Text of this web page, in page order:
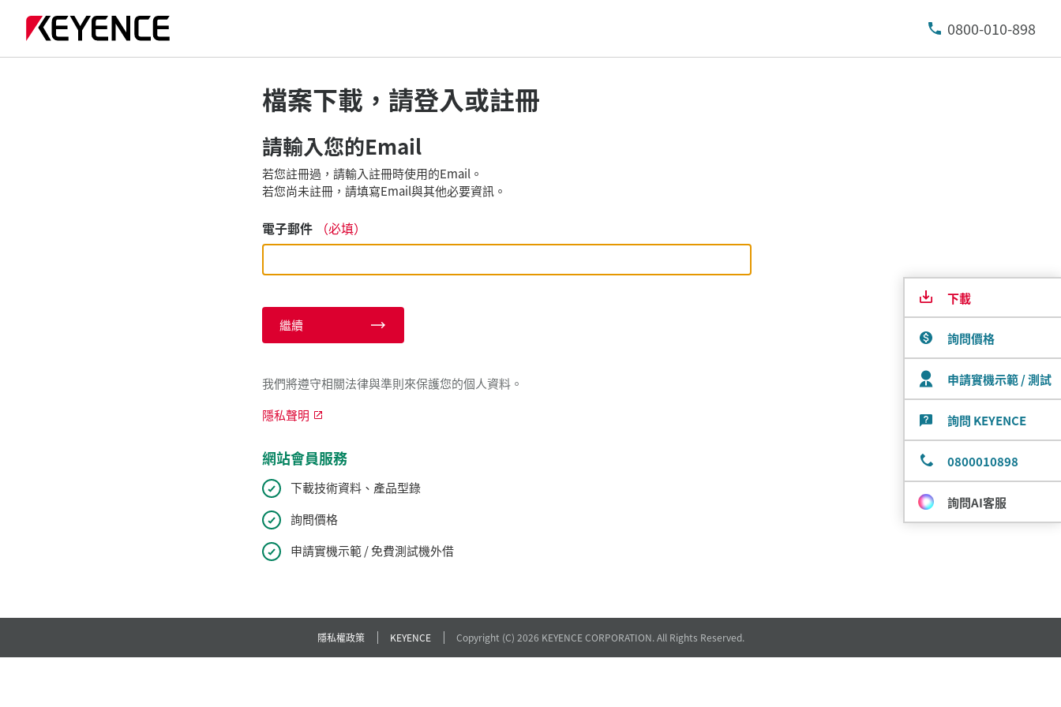
0800-010-898
檔案下載，請登入或註冊
請輸入您的Email
若您註冊過，請輸入註冊時使用的Email。
若您尚未註冊，請填寫Email與其他必要資訊。
電子郵件 （必填）
繼續
我們將遵守相關法律與準則來保護您的個人資料。
隱私聲明
網站會員服務
下載技術資料、產品型錄
詢問價格
申請實機示範 / 免費測試機外借
下載
詢問價格
申請實機示範 / 測試
詢問 KEYENCE
0800010898
詢問AI客服
隱私權政策 KEYENCE Copyright (C) 2026 KEYENCE CORPORATION. All Rights Reserved.